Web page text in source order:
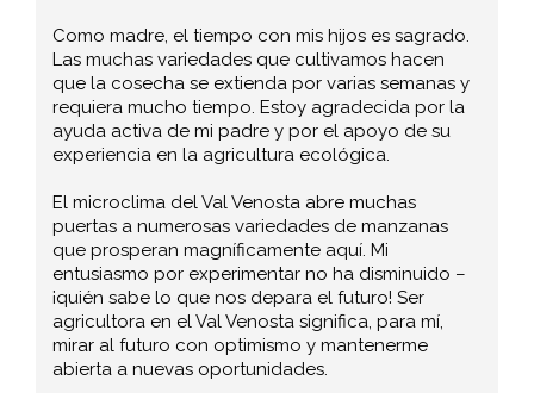
Como madre, el tiempo con mis hijos es sagrado.
Las muchas variedades que cultivamos hacen
que la cosecha se extienda por varias semanas y
requiera mucho tiempo. Estoy agradecida por la
ayuda activa de mi padre y por el apoyo de su
experiencia en la agricultura ecológica.
El microclima del Val Venosta abre muchas
puertas a numerosas variedades de manzanas
que prosperan magníficamente aquí. Mi
entusiasmo por experimentar no ha disminuido –
¡quién sabe lo que nos depara el futuro! Ser
agricultora en el Val Venosta significa, para mí,
mirar al futuro con optimismo y mantenerme
abierta a nuevas oportunidades.